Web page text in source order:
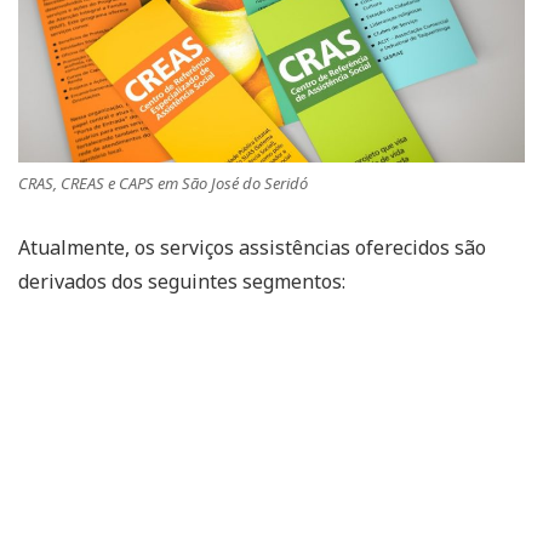
CRAS, CREAS e CAPS em São José do Seridó
Atualmente, os serviços assistências oferecidos são
derivados dos seguintes segmentos: